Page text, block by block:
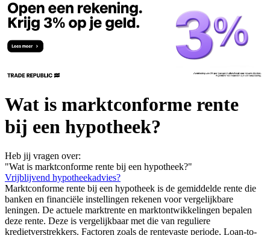
Wat is marktconforme rente
bij een hypotheek?
Heb jij vragen over:
"Wat is marktconforme rente bij een hypotheek?"
Vrijblijvend hypotheekadvies?
Marktconforme rente bij een hypotheek is de gemiddelde rente die
banken en financiële instellingen rekenen voor vergelijkbare
leningen. De actuele marktrente en marktontwikkelingen bepalen
deze rente. Deze is vergelijkbaar met die van reguliere
kredietverstrekkers. Factoren zoals de rentevaste periode, Loan-to-